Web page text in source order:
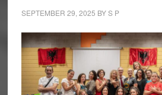
SEPTEMBER 29, 2025 BYS P